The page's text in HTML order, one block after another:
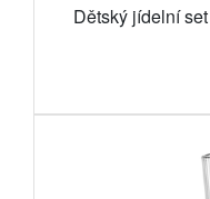
Dětský jídelní